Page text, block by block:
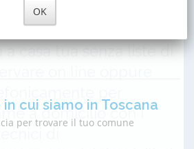
la Polisonnografia, da
questo esame in
casa tua senza liste di
a domicilio con i
di
il comune...
cui siamo in Toscana
per trovare il tuo comune
OK